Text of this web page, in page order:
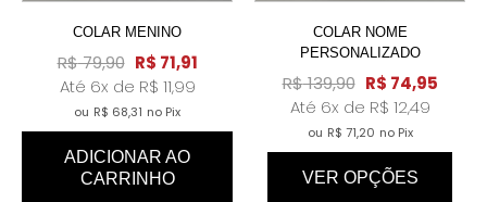
COLAR MENINO
R$79,90 R$ 71,91
Até 6x de R$ 11,99
ou R$ 68,31 no Pix
ADICIONAR AO
CARRINHO
COLAR NOME
PERSONALIZADO
R$139,90 R$ 74,95
Até 6x de R$ 12,49
ou R$ 71,20 no Pix
VER OPÇÕES